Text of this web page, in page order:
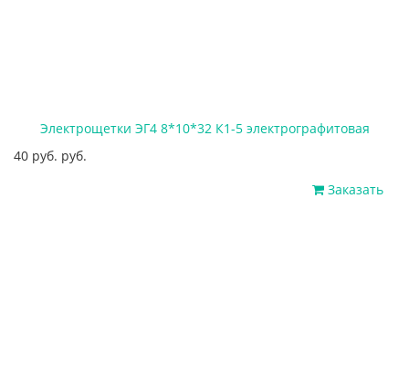
Электрощетки ЭГ4 8*10*32 К1-5 электрографитовая
40 руб. руб.
Заказать